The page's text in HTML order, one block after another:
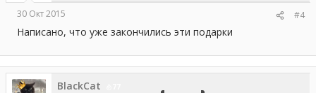
30 Окт 2015 #4
Написано, что уже закончились эти подарки
BlackCat